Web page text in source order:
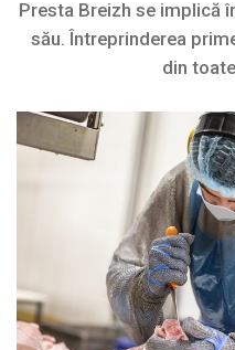
Presta Breizh se implică
său. Întreprinderea
din